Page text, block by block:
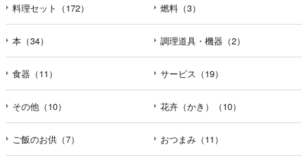
料理セット（172） 燃料（3）
本（34） 調理道具・機器（2）
食器（11） サービス（19）
その他（10） 花卉（かき）（10）
ご飯のお供（7） おつまみ（11）